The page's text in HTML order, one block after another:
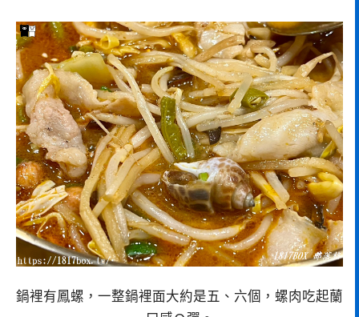
鍋裡有鳳螺，一整鍋裡面大約是五、六個，螺肉吃起蘭